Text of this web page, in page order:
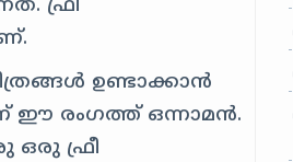
ഫ്രീ
ഉണ്ടാക്കാൻ
രംഗത്ത് ഒന്നാമൻ.
ഫ്രീ